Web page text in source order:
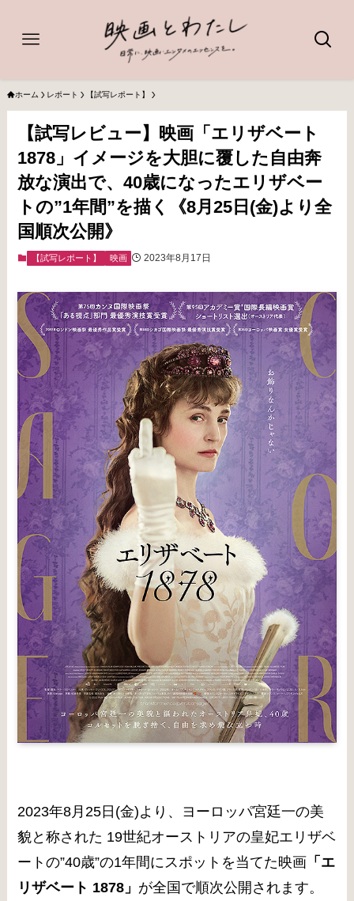
ホーム レポート 【試写レポート】
【試写レビュー】映画「エリザベート
1878」イメージを大胆に覆した自由奔
放な演出で、40歳になったエリザベー
トの”1年間”を描く《8月25日(金)より全
国順次公開》
【試写レポート】 映画 2023年8月17日
2023年8月25日(金)より、ヨーロッパ宮廷一の美
貌と称された 19世紀オーストリアの皇妃エリザベ
ートの”40歳”の1年間にスポットを当てた映画 「エ
リザベート 1878」 が全国で順次公開されます。